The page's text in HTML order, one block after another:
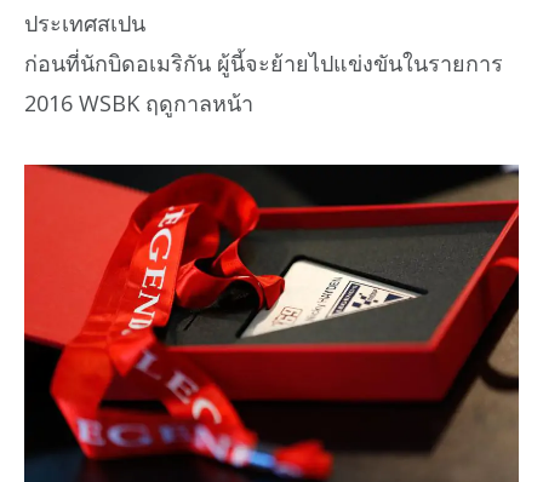
ประเทศสเปน
ก่อนที่นักบิดอเมริกัน ผู้นี้จะย้ายไปแข่งขันในรายการ
2016 WSBK ฤดูกาลหน้า